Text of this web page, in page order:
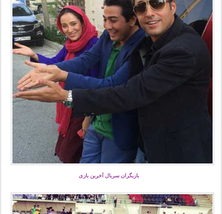
بازیگران سریال آخرین بازی